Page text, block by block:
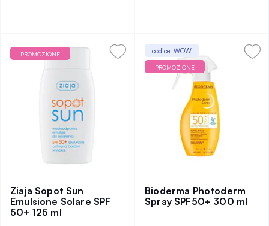
PROMOZIONE
Ziaja Sopot Sun
Emulsione Solare SPF
50+ 125 ml
codice: WOW
PROMOZIONE
Bioderma Photoderm
Spray SPF50+ 300 ml